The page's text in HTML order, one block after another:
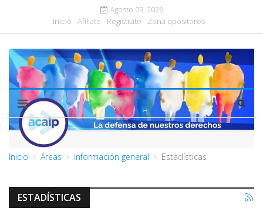
Agosto 09, 2026
Inicio
Afiliate Regístrate Zona opositores
Inicio Áreas Información general Estadísticas
ESTADÍSTICAS